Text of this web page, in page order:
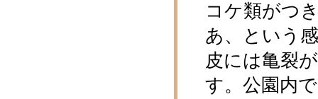
コケ類がつ
あ、という
皮には亀裂
す。公園内